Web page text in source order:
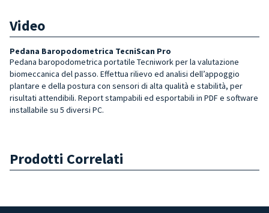
Video
Pedana Baropodometrica TecniScan Pro
Pedana baropodometrica portatile Tecniwork per la valutazione
biomeccanica del passo. Effettua rilievo ed analisi dell’appoggio
plantare e della postura con sensori di alta qualità e stabilità, per
risultati attendibili. Report stampabili ed esportabili in PDF e software
installabile su 5 diversi PC.
Prodotti Correlati